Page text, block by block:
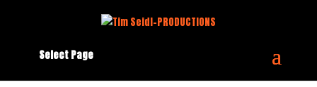
Select Page